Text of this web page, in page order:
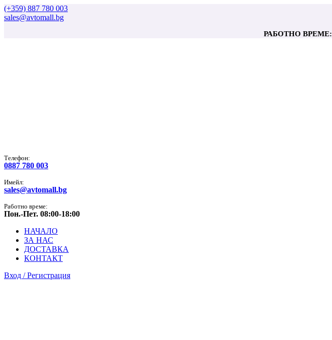
(+359) 887 780 003
sales@avtomall.bg
РАБОТНО ВРЕМЕ:
Tелефон:
0887 780 003
Имейл:
sales@avtomall.bg
Работно време:
Пон.-Пет. 08:00-18:00
НАЧАЛО
ЗА НАС
ДОСТАВКА
КОНТАКТ
Вход / Регистрация